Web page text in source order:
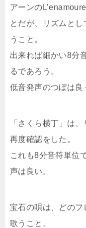
アーンの
とだが、リズムと
うこと。
出来れば細かい8分
るであろう。
低音発声のつぼは良
「さくら横丁」は
再度確認をした。
これも8分音符単位
声は良い。
宝石の唄は、どのフ
歌うこと。